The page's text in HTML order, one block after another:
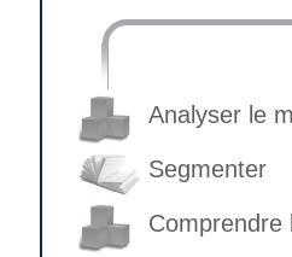
Analyser le
Segmenter
Comprendre